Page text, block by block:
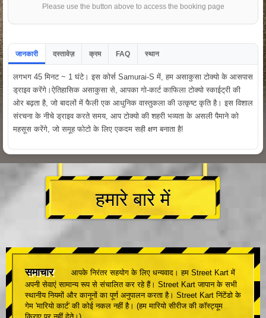
Please use the button above to access the booking page
जानकारी दस्तावेज़ क्रम FAQ स्थान
लगभग 45 मिनट ~ 1 घंटे। इस कोर्स Samurai-S में, हम असाकुसा टोक्यो के आसपास
ड्राइव करेंगे।ऐतिहासिक असाकुसा से, आपका गो-कार्ट काफिला टोक्यो स्काईट्री की
ओर बढ़ता है, जो बादलों में फैली एक आधुनिक वास्तुकला की उत्कृष्ट कृति है। इस विशाल
संरचना के नीचे ड्राइव करते समय, आप टोक्यो की शहरी भव्यता के असली पैमाने को
महसूस करेंगे, जो समूह फोटो के लिए एकदम सही क्षण बनाता है!
हमारे बारे में
समाचार
आपके निरंतर सहयोग के लिए धन्यवाद। हम Street Kart में
अपनी सेवाएं सामान्य रूप से संचालित कर रहे हैं। Street Kart जापान के सभी
स्थानीय नियमों और कानूनों का पूर्ण अनुपालन करता है। Street Kart निंटेंडो के
गेम 'मारियो कार्ट' की कोई नकल नहीं है। (हम मारियो सीरीज की कॉस्ट्यूम